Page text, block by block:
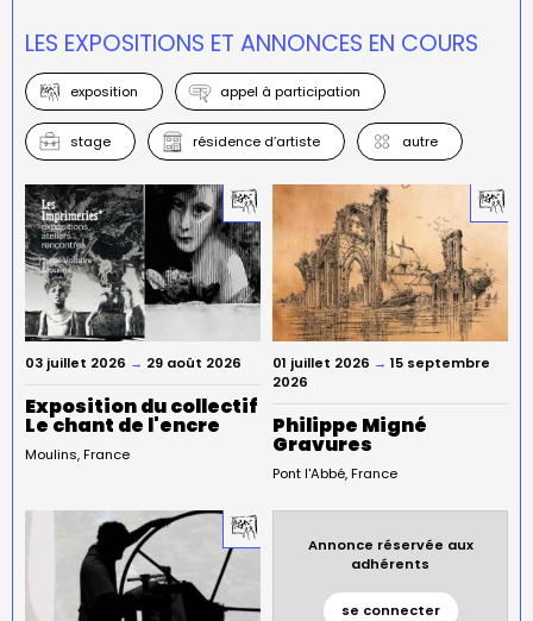
LES EXPOSITIONS ET ANNONCES EN COURS
exposition appel à participation
stage résidence d’artiste autre
03 juillet 2026 → 29 août 2026
Exposition du collectif
Le chant de l'encre
Moulins France
01 juillet 2026 → 15 septembre
2026
Philippe Migné
Gravures
Pont l'Abbé France
Annonce réservée aux
adhérents
se connecter